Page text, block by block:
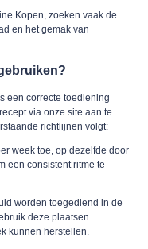
Kopen, zoeken vaak de
en het gemak van
een correcte toediening
via onze site aan te
richtlijnen volgt:
week toe, op dezelfde door
een consistent ritme te
worden toegediend in de
deze plaatsen
kunnen herstellen.